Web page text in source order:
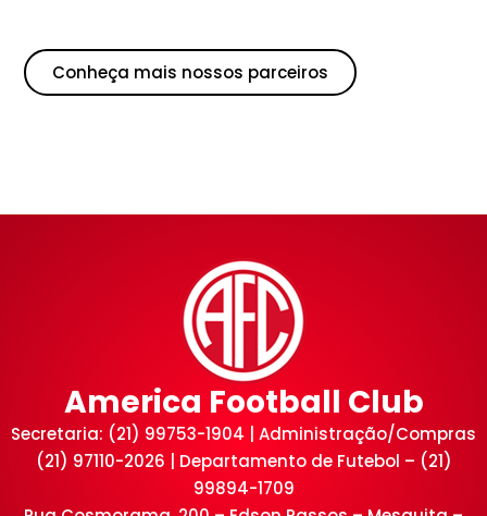
Conheça mais nossos parceiros
America Football Club
Secretaria: (21) 99753-1904 | Administração/Compras
(21) 97110-2026 | Departamento de Futebol – (21)
99894-1709